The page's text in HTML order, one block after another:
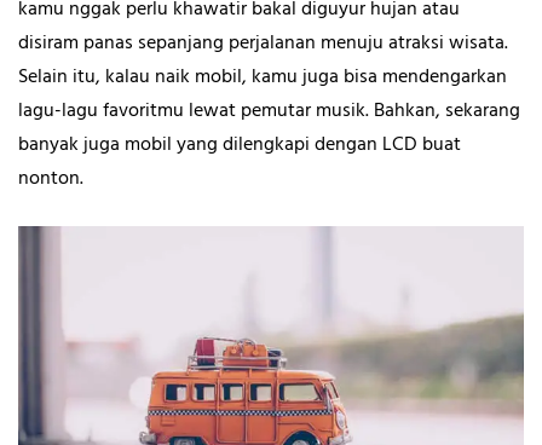
kamu nggak perlu khawatir bakal diguyur hujan atau
disiram panas sepanjang perjalanan menuju atraksi wisata.
Selain itu, kalau naik mobil, kamu juga bisa mendengarkan
lagu-lagu favoritmu lewat pemutar musik. Bahkan, sekarang
banyak juga mobil yang dilengkapi dengan LCD buat
nonton.